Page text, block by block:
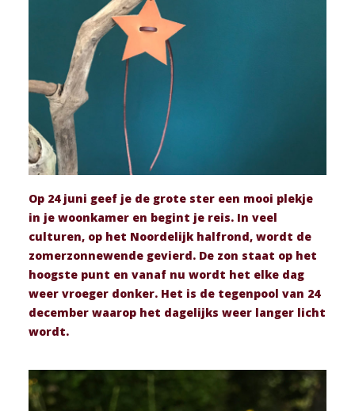
Op 24 juni geef je de grote ster een mooi plekje
in je woonkamer en begint je reis. In veel
culturen, op het Noordelijk halfrond, wordt de
zomerzonnewende gevierd. De zon staat op het
hoogste punt en vanaf nu wordt het elke dag
weer vroeger donker. Het is de tegenpool van 24
december waarop het dagelijks weer langer licht
wordt.